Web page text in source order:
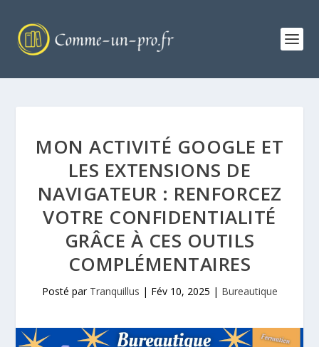
MON ACTIVITÉ GOOGLE ET
LES EXTENSIONS DE
NAVIGATEUR : RENFORCEZ
VOTRE CONFIDENTIALITÉ
GRÂCE À CES OUTILS
COMPLÉMENTAIRES
Posté par Tranquillus | Fév 10, 2025 | Bureautique